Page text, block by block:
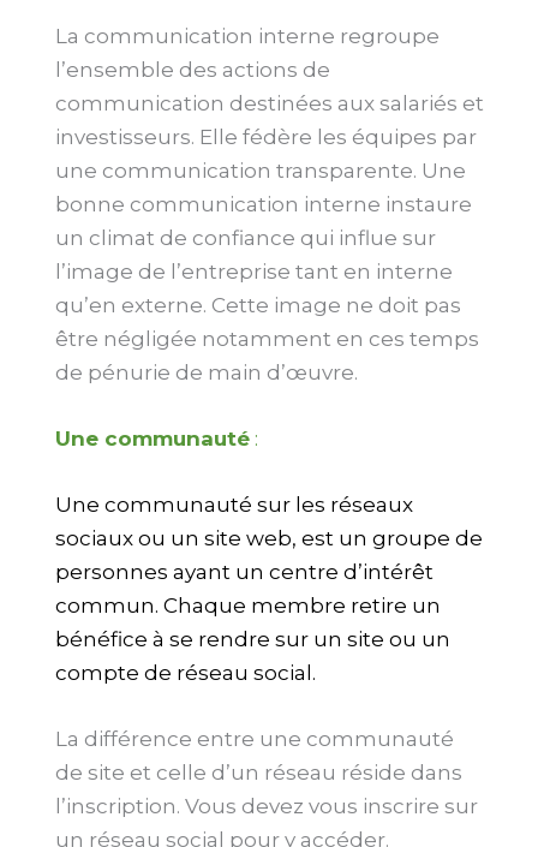
La communication interne regroupe
l’ensemble des actions de
communication destinées aux salariés et
investisseurs. Elle fédère les équipes par
une communication transparente. Une
bonne communication interne instaure
un climat de confiance qui influe sur
l’image de l’entreprise tant en interne
qu’en externe. Cette image ne doit pas
être négligée notamment en ces temps
de pénurie de main d’œuvre.
Une communauté:
Une communauté sur les réseaux
sociaux ou un site web, est un groupe de
personnes ayant un centre d’intérêt
commun. Chaque membre retire un
bénéfice à se rendre sur un site ou un
compte de réseau social.
La différence entre une communauté
de site et celle d’un réseau réside dans
l’inscription. Vous devez vous inscrire sur
un réseau social pour y accéder.